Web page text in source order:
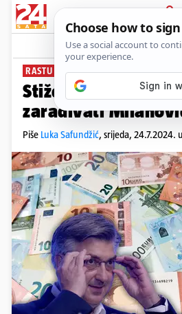
PRIJAVA
News
RASTU PLAĆE DRŽAVNIM
Stiže povećanje:
zarađivati
Piše Luka Safundžić, srijeda, 24.7.2024.